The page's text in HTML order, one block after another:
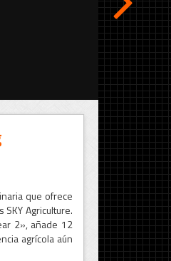
que ofrece
Agriculture.
2», añade 12
agrícola aún